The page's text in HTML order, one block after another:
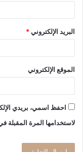
البريد الإلكتروني*
الموقع الإلكتروني
احفظ اسمي، بريدي
لاستخدامها المرة المقبلة